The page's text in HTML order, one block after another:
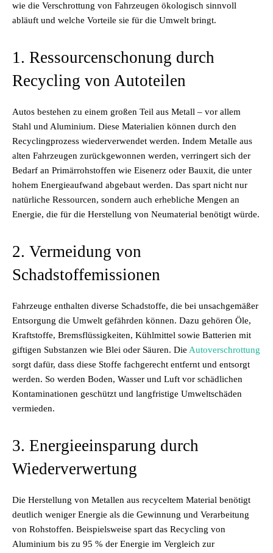
wie die Verschrottung von Fahrzeugen ökologisch sinnvoll
abläuft und welche Vorteile sie für die Umwelt bringt.
1. Ressourcenschonung durch
Recycling von Autoteilen
Autos bestehen zu einem großen Teil aus Metall – vor allem
Stahl und Aluminium. Diese Materialien können durch den
Recyclingprozess wiederverwendet werden. Indem Metalle aus
alten Fahrzeugen zurückgewonnen werden, verringert sich der
Bedarf an Primärrohstoffen wie Eisenerz oder Bauxit, die unter
hohem Energieaufwand abgebaut werden. Das spart nicht nur
natürliche Ressourcen, sondern auch erhebliche Mengen an
Energie, die für die Herstellung von Neumaterial benötigt würde.
2. Vermeidung von
Schadstoffemissionen
Fahrzeuge enthalten diverse Schadstoffe, die bei unsachgemäßer
Entsorgung die Umwelt gefährden können. Dazu gehören Öle,
Kraftstoffe, Bremsflüssigkeiten, Kühlmittel sowie Batterien mit
giftigen Substanzen wie Blei oder Säuren. Die Autoverschrottung
sorgt dafür, dass diese Stoffe fachgerecht entfernt und entsorgt
werden. So werden Boden, Wasser und Luft vor schädlichen
Kontaminationen geschützt und langfristige Umweltschäden
vermieden.
3. Energieeinsparung durch
Wiederverwertung
Die Herstellung von Metallen aus recyceltem Material benötigt
deutlich weniger Energie als die Gewinnung und Verarbeitung
von Rohstoffen. Beispielsweise spart das Recycling von
Aluminium bis zu 95 % der Energie im Vergleich zur